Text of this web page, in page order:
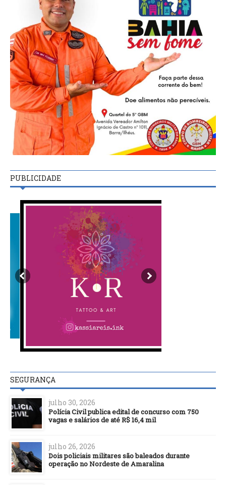
PUBLICIDADE
SEGURANÇA
julho 30, 2026
Polícia Civil publica edital de concurso com 750
vagas e salários de até R$ 16,4 mil
julho 26, 2026
Dois policiais militares são baleados durante
operação no Nordeste de Amaralina